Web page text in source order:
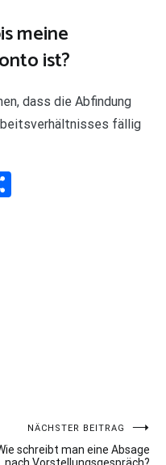
meine
ist?
dass die Abfindung
fällig
NÄCHSTER BEITRAG
schreibt man eine Absage
nach Vorstellungsgespräch?